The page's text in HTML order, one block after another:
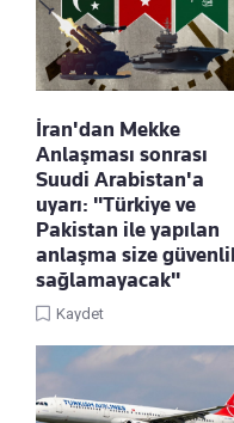
İran'dan Mekke
Anlaşması sonrası
Suudi Arabistan'a
uyarı: "Türkiye ve
Pakistan ile yapılan
anlaşma size
sağlamayacak"
Kaydet